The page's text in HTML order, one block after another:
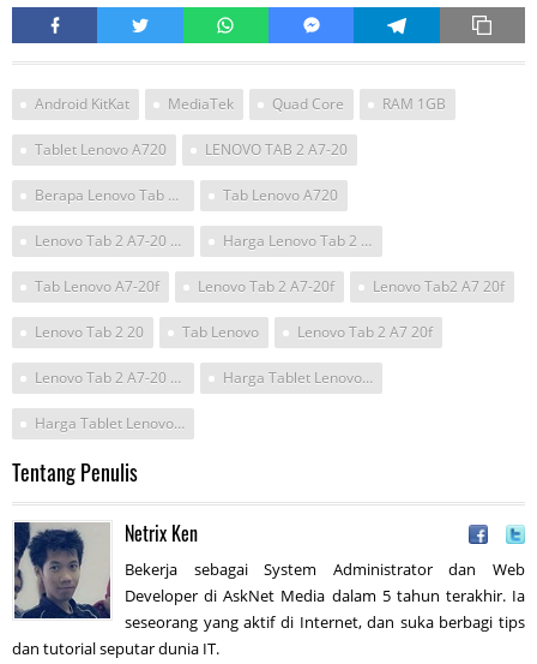
Android KitKat MediaTek Quad Core RAM 1GB
Tablet Lenovo A720 LENOVO TAB 2 A7-20
Berapa Lenovo Tab 2 A7-10 Tab Lenovo A720
Lenovo Tab 2 A7-20 8GB Harga Lenovo Tab 2 A7-20
Tab Lenovo A7-20f Lenovo Tab 2 A7-20f Lenovo Tab2 A7 20f
Lenovo Tab 2 20 Tab Lenovo Lenovo Tab 2 A7 20f
Lenovo Tab 2 A7-20 Harga Harga Tablet Lenovo A720
Harga Tablet Lenovo A720 Desember 2016
Tentang Penulis
Netrix Ken
Bekerja sebagai System Administrator dan Web
Developer di AskNet Media dalam 5 tahun terakhir. Ia
seseorang yang aktif di Internet, dan suka berbagi tips
dan tutorial seputar dunia IT.